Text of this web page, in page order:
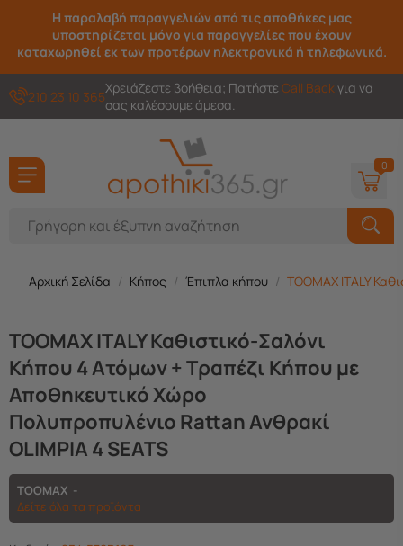
Η παραλαβή παραγγελιών από τις αποθήκες μας
υποστηρίζεται μόνο για παραγγελίες που έχουν
καταχωρηθεί εκ των προτέρων ηλεκτρονικά ή τηλεφωνικά.
210 23 10 365Χρειάζεστε βοήθεια; ΠατήστεCall Back για να
σας καλέσουμε άμεσα.
0
Αρχική Σελίδα / Κήπος / Έπιπλα κήπου / TOOMAX ITALY
TOOMAX ITALY Καθιστικό-Σαλόνι
Κήπου 4 Ατόμων + Τραπέζι Κήπου με
Αποθηκευτικό Χώρο
Πολυπροπυλένιο Rattan Ανθρακί
OLIMPIA 4 SEATS
TOOMAX
Δείτε όλα τα προϊόντα